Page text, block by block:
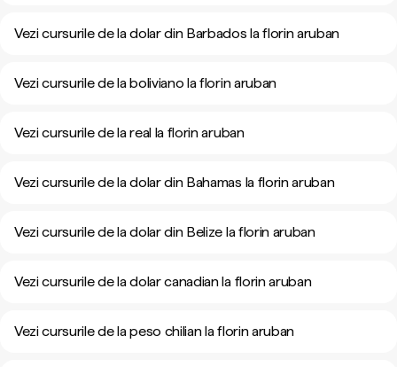
Vezi cursurile de la dolar din Barbados la florin aruban
Vezi cursurile de la boliviano la florin aruban
Vezi cursurile de la real la florin aruban
Vezi cursurile de la dolar din Bahamas la florin aruban
Vezi cursurile de la dolar din Belize la florin aruban
Vezi cursurile de la dolar canadian la florin aruban
Vezi cursurile de la peso chilian la florin aruban